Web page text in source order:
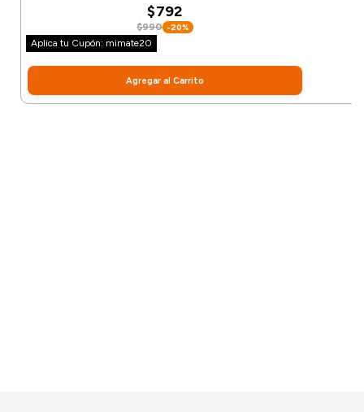
$792
$990 -20%
Aplica tu Cupón: mimate20
Agregar al Carrito